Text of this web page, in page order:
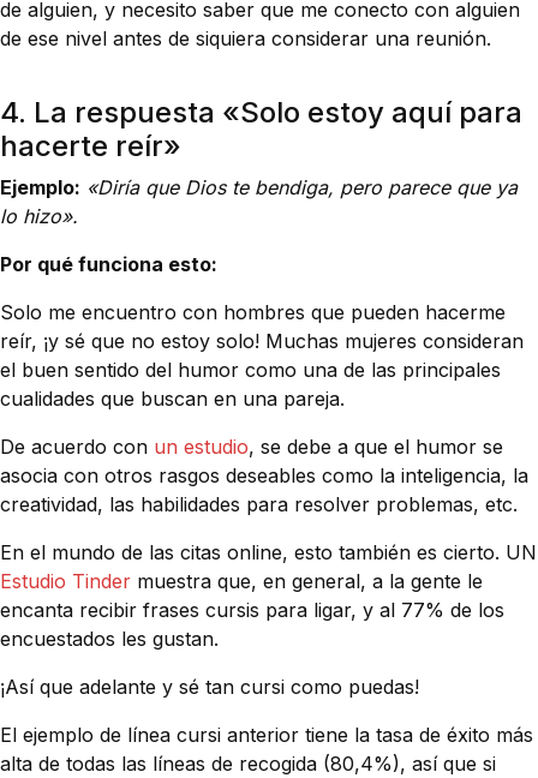
de alguien, y necesito saber que me conecto con alguien
de ese nivel antes de siquiera considerar una reunión.
4. La respuesta «Solo estoy aquí para
hacerte reír»
Ejemplo: «Diría que Dios te bendiga, pero parece que ya
lo hizo».
Por qué funciona esto:
Solo me encuentro con hombres que pueden hacerme
reír, ¡y sé que no estoy solo! Muchas mujeres consideran
el buen sentido del humor como una de las principales
cualidades que buscan en una pareja.
De acuerdo con un estudio, se debe a que el humor se
asocia con otros rasgos deseables como la inteligencia, la
creatividad, las habilidades para resolver problemas, etc.
En el mundo de las citas online, esto también es cierto. UN
Estudio Tinder muestra que, en general, a la gente le
encanta recibir frases cursis para ligar, y al 77% de los
encuestados les gustan.
¡Así que adelante y sé tan cursi como puedas!
El ejemplo de línea cursi anterior tiene la tasa de éxito más
alta de todas las líneas de recogida (80,4%), así que si